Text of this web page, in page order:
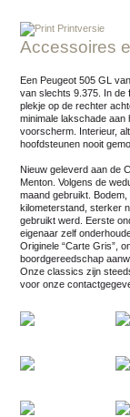
Printversie
Accessoires
Een Peugeot 505 GL
van slechts 9.375. In de
plekje op de rechter
minimale lakschade
voorscherm. Interieur,
hoofdsteunen nooit
Nieuw geleverd aan de
Menton. Volgens de
maand gebruikt.
kilometerstand, sterker
gebruikt werd. Eerste
eigenaar zelf
Originele “Carte Gris”,
boordgereedschap
Onze classics zijn
voor onze